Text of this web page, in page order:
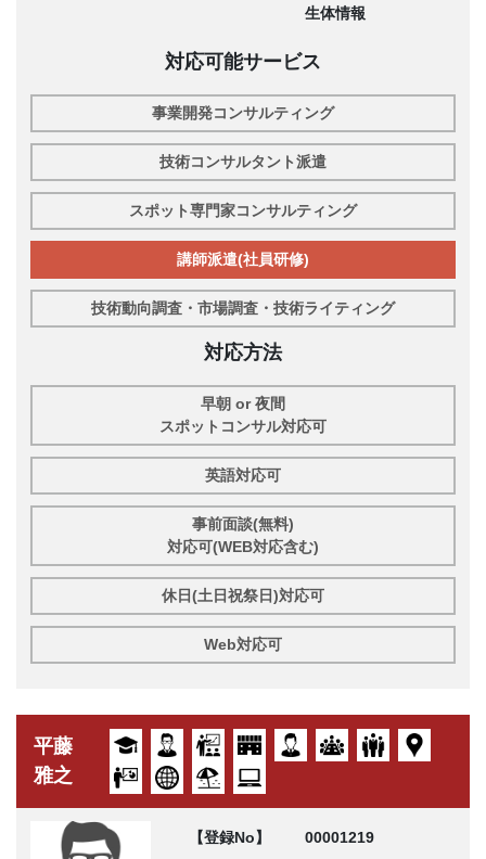
生体情報
対応可能サービス
事業開発コンサルティング
技術コンサルタント派遣
スポット専門家コンサルティング
講師派遣(社員研修)
技術動向調査・市場調査・技術ライティング
対応方法
早朝 or 夜間
スポットコンサル対応可
英語対応可
事前面談(無料)
対応可(WEB対応含む)
休日(土日祝祭日)対応可
Web対応可
平藤
雅之
【登録No】
00001219